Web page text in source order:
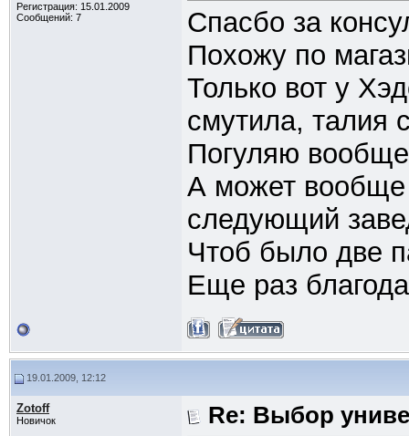
Регистрация: 15.01.2009
Сообщений: 7
Спасбо за
Похожу по
Только вот у
смутила, талия
Погуляю
А может вообще
следующий
Чтоб было две
Еще раз
19.01.2009, 12:12
Zotoff
Новичок
Re: Выбор